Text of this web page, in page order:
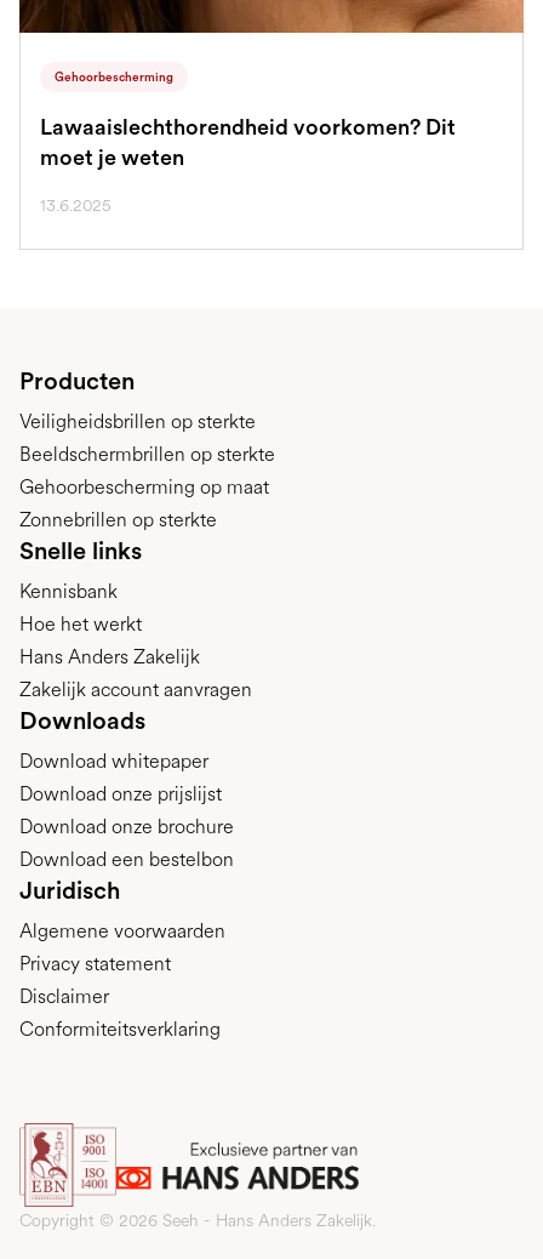
Gehoorbescherming
Lawaaislechthorendheid voorkomen? Dit
moet je weten
13.6.2025
Producten
Veiligheidsbrillen op sterkte
Beeldschermbrillen op sterkte
Gehoorbescherming op maat
Zonnebrillen op sterkte
Snelle links
Kennisbank
Hoe het werkt
Hans Anders Zakelijk
Zakelijk account aanvragen
Downloads
Download whitepaper
Download onze prijslijst
Download onze brochure
Download een bestelbon
Juridisch
Algemene voorwaarden
Privacy statement
Disclaimer
Conformiteitsverklaring
Copyright © 2026 Seeh - Hans Anders Zakelijk.